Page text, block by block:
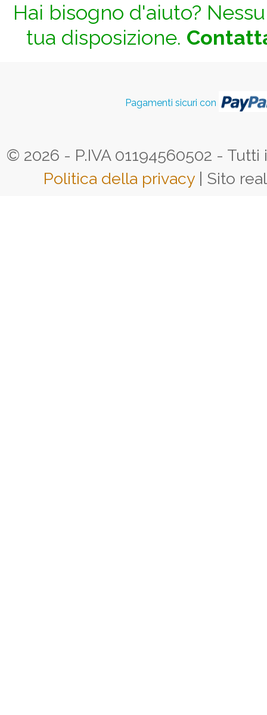
Hai bisogno d'aiuto?
tua disposizione.
Pagamenti sicuri con
© 2026 - P.IVA 01194560502 -
Politica della privacy | Sito